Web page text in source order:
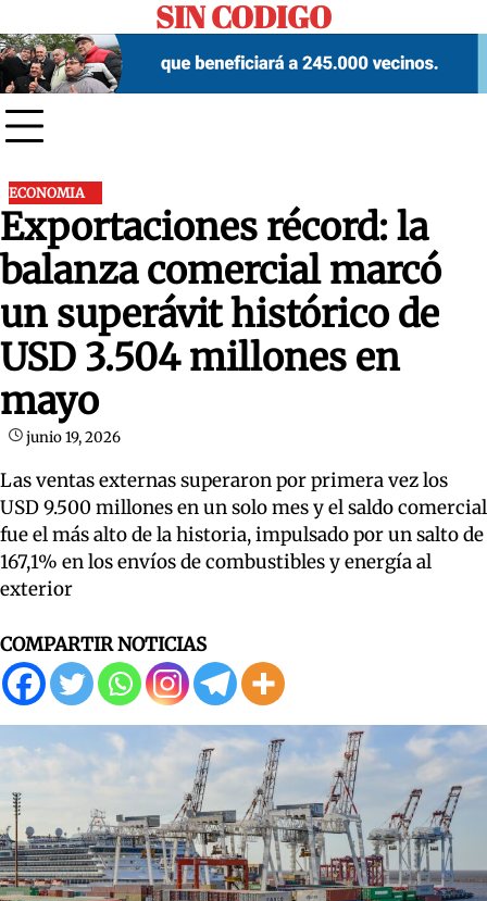
to
content
SIN CODIGO
ECONOMIA
Exportaciones récord: la
balanza comercial marcó
un superávit histórico de
USD 3.504 millones en
mayo
junio 19, 2026
Las ventas externas superaron por primera vez los
USD 9.500 millones en un solo mes y el saldo comercial
fue el más alto de la historia, impulsado por un salto de
167,1% en los envíos de combustibles y energía al
exterior
COMPARTIR NOTICIAS